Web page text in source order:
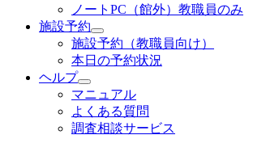
ノートPC（館外）教職員のみ
施設予約
施設予約（教職員向け）
本日の予約状況
ヘルプ
マニュアル
よくある質問
調査相談サービス